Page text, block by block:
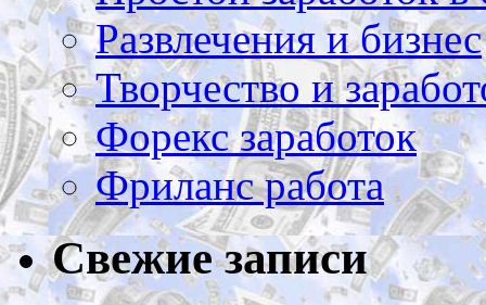
Развлечения и бизнес
Творчество и
Форекс заработок
Фриланс работа
Свежие записи